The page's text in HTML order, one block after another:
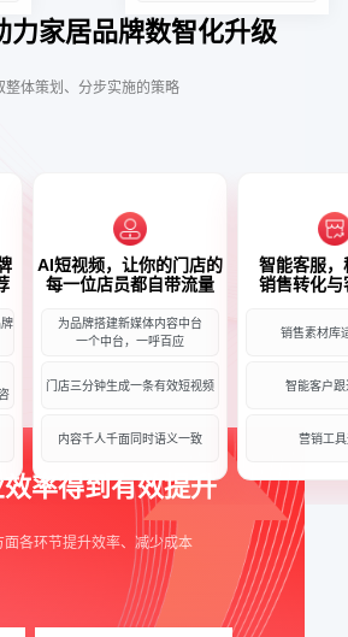
力家居品牌数智化升级
整体策划、分步实施的策略
牌
AI短视频，让你的门店的
每一位店员都自带流量
为品牌搭建新媒体内容中台
一个中台，一呼百应
门店三分钟生成一条有效短视频
内容千人千面同时语义一致
智能客服，
销售转化与
销售素材库
智能客户跟
营销工
率得到有效提升
面各环节提升效率、减少成本